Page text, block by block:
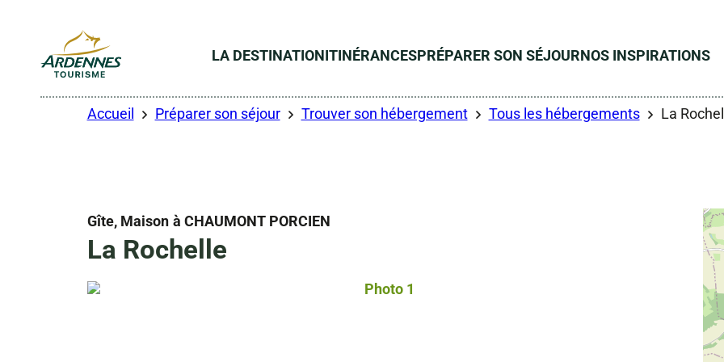
LA DESTINATIONITINÉRANCESPRÉPARER SON SÉJOURNOS INSPIRATIONS
Accueil Préparer son séjour Trouver son hébergement Tous les hébergements La
Gîte, Maison à CHAUMONT PORCIEN
La Rochelle
Photo 1, © Droits gérés – Thierry Legros